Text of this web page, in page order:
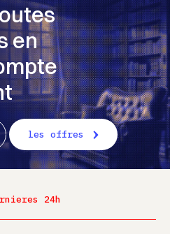
en
les offres
24h